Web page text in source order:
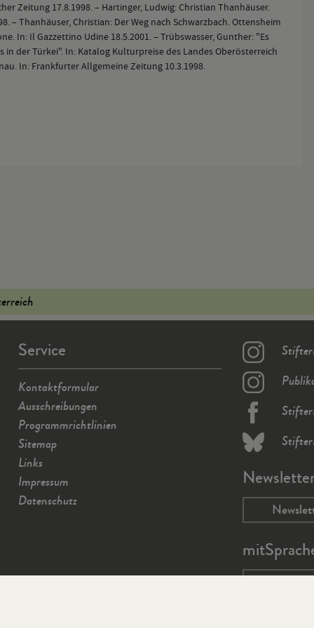
Zeitung 17.8.1998. – Hartinger, Ludwig: Christian Thanhäuser.
Thanhäuser, Christian: Der Weg nach Schwarzbach. Ottensheim
In: Il Gazzettino Udine 18.5.2001. – Trübswasser, Gunther: "Es
der Türkei". In: Katalog Kulturpreise des Landes Oberösterreich
In: Frankfurter Allgemeine Zeitung 10.3.1998.
Service
Kontaktformular
Ausschreibungen
Programmrichtlinien
Sitemap
Links
Impressum
Datenschutz